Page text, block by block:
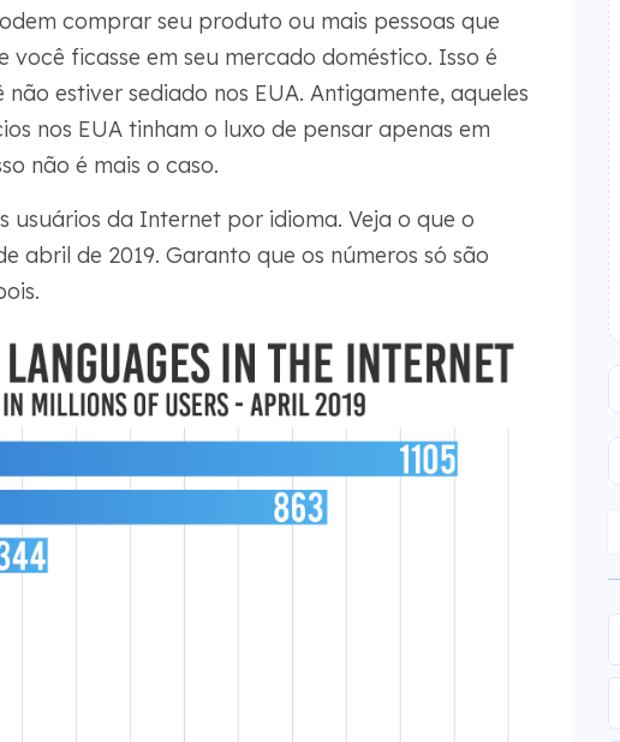
comprar seu produto ou mais pessoas que
você ficasse em seu mercado doméstico. Isso é
estiver sediado nos EUA. Antigamente, aqueles
nos EUA tinham o luxo de pensar apenas em
não é mais o caso.
usuários da Internet por idioma. Veja o que o
abril de 2019. Garanto que os números só são